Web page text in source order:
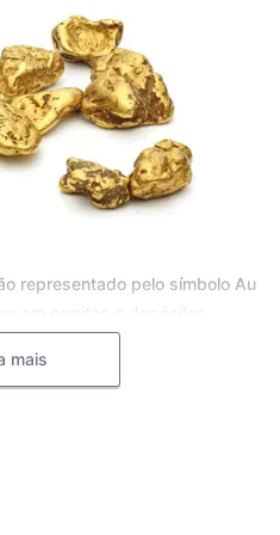
mais
representado pelo símbolo Au
inclusões em rochas
o quartzo. Para joias, o ouro